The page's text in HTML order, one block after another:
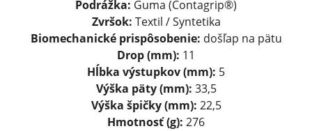
Podrážka: Guma (Contagrip®)
Zvršok: Textil / Syntetika
Biomechanické prispôsobenie: došľap na pätu
Drop (mm): 11
Hĺbka výstupkov (mm): 5
Výška päty (mm): 33,5
Výška špičky (mm): 22,5
Hmotnosť (g): 276